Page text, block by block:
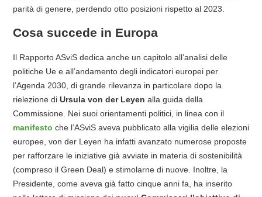
parità di genere, perdendo otto posizioni rispetto al 2023.
Cosa succede in Europa
Il Rapporto ASviS dedica anche un capitolo all’analisi delle
politiche Ue e all’andamento degli indicatori europei per
l’Agenda 2030, di grande rilevanza in particolare dopo la
rielezione di Ursula von der Leyen alla guida della
Commissione. Nei suoi orientamenti politici, in linea con il
manifesto che l’ASviS aveva pubblicato alla vigilia delle elezioni
europee, von der Leyen ha infatti avanzato numerose proposte
per rafforzare le iniziative già avviate in materia di sostenibilità
(compreso il Green Deal) e stimolarne di nuove. Inoltre, la
Presidente, come aveva già fatto cinque anni fa, ha inserito